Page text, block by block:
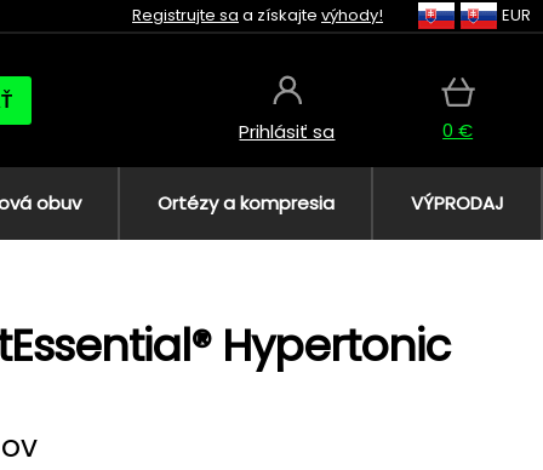
Registrujte sa a získajte výhody! EUR
Prihlásiť sa 0 €
obuv Ortézy a kompresia VÝPRODAJ
Hypertonic